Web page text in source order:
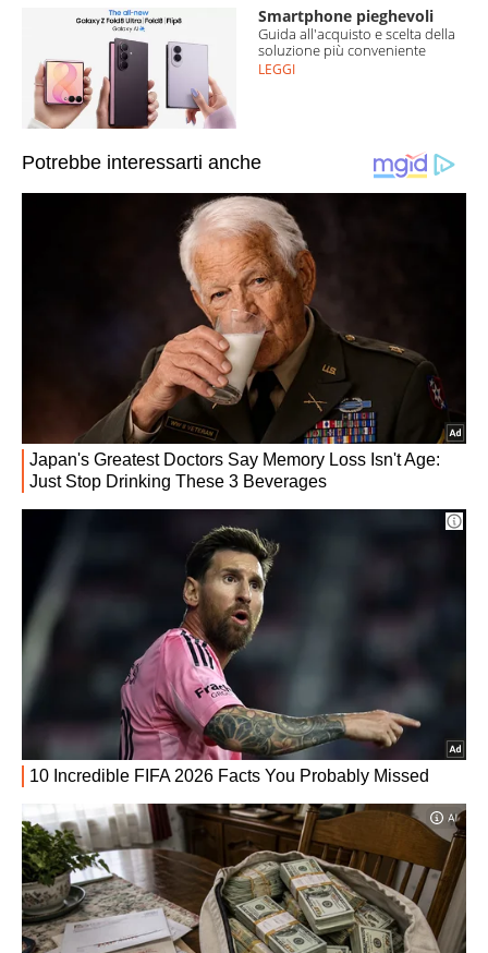
Smartphone pieghevoli
Guida all'acquisto e scelta della
soluzione più conveniente
LEGGI